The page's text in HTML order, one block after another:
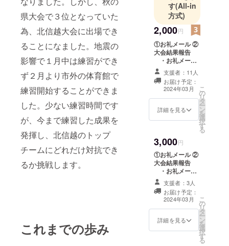
県大会で３位となっていた
為、北信越大会に出場でき
ることになました。地震の
影響で１月中は練習ができ
ず２月より市外の体育館で
練習開始することができま
した。少ない練習時間です
が、今まで練習した成果を
発揮し、北信越のトップ
チームにどれだけ対抗でき
るか挑戦します。
これまでの歩み
す(All-in
方式)
2,000円
①お礼メール ②
大会結果報告
・お礼メール
に添付（pdf）し
ます。支援者：11人
お届け予定：
2024年03月
詳細を見る
こ
の
リ
タ
ー
ン
を
選
択
す
る
3,000円
①お礼メール ②
大会結果報告
・お礼メール
に添付（pdf）し
ます。 ③大会で
の集合写真 ・
お礼メールに添
付（jpg）しま
す。
支援者：3人
お届け予定：
2024年03月
詳細を見る
こ
の
リ
タ
ー
ン
を
選
択
す
る